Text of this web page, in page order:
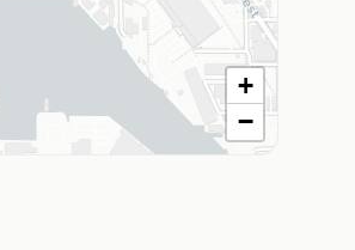
+
−